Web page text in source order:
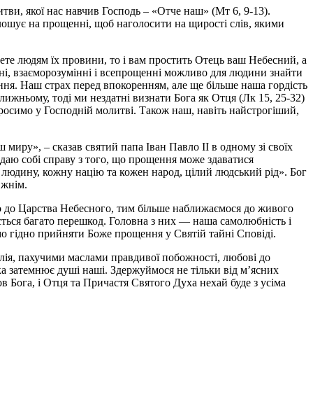
якої нас навчив Господь – «Отче наш» (Мт 6, 9-13).
на прощенні, щоб наголосити на щирості слів, якими
людям їх провини, то і вам простить Отець ваш Небесний, а
і всепрощенні можливо для людини знайти
Наш страх перед впокоренням, але ще більше наша гордість
тоді ми нездатні визнати Бога як Отця (Лк 15, 25-32)
у Господній молитві. Також наш, навіть найстрогіший,
– сказав святий папа Іван Павло ІІ в одному зі своїх
собі справу з того, що прощення може здаватися
кожну націю та кожен народ, цілий людський рід». Бог
Царства Небесного, тим більше наближаємося до живого
багато перешкод. Головна з них — наша самолюбність і
гідно прийняти Боже прощення у Святій тайні Сповіді.
пахучими маслами правдивої побожності, любові до
душі наші. Здержуймося не тільки від м’ясних
Бога, і Отця та Причастя Святого Духа нехай буде з усіма